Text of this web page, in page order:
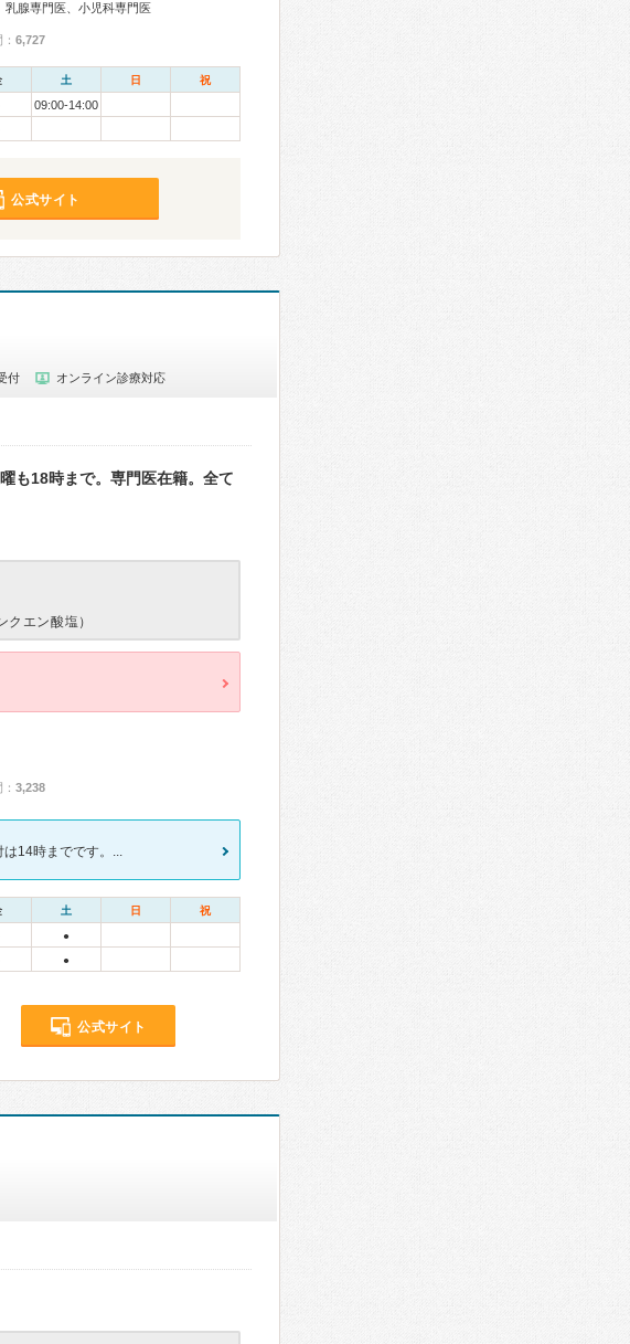
乳腺専門医、小児科専門医
6,727
土 日 祝
09:00-14:00
公式サイト
付 オンライン診療対応
も18時まで。専門医在籍。全て
クエン酸塩）
3,238
14時までです。...
土 日 祝
●
●
公式サイト